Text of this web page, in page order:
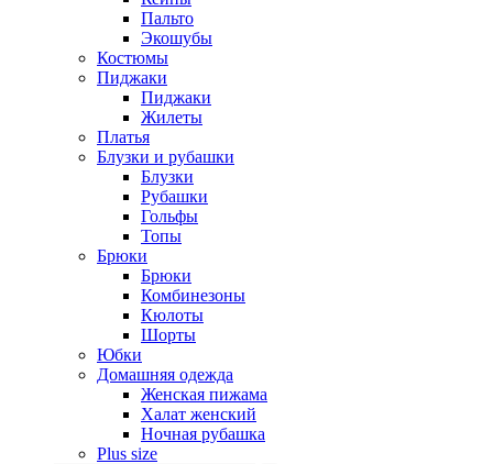
Пальто
Экошубы
Костюмы
Пиджаки
Пиджаки
Жилеты
Платья
Блузки и рубашки
Блузки
Рубашки
Гольфы
Топы
Брюки
Брюки
Комбинезоны
Кюлоты
Шорты
Юбки
Домашняя одежда
Женская пижама
Халат женский
Ночная рубашка
Plus size